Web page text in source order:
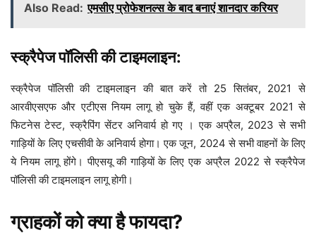
Also Read: एमसीए प्रोफेशनल्स के बाद बनाएं शानदार करियर
स्क्रैपेज पॉलिसी की टाइमलाइन:
स्क्रैपेज पॉलिसी की टाइमलाइन की बात करें तो 25 सितंबर, 2021 से
आरवीएसएफ और एटीएस नियम लागू हो चुके हैं, वहीं एक अक्टूबर 2021 से
फिटनेस टेस्ट, स्क्रैपिंग सेंटर अनिवार्य हो गए । एक अप्रैल, 2023 से सभी
गाड़ियों के लिए एचसीवी के अनिवार्य होगा। एक जून, 2024 से सभी वाहनों के लिए
ये नियम लागू होंगे। पीएसयू की गाड़ियों के लिए एक अप्रैल 2022 से स्क्रैपेज
पॉलिसी की टाइमलाइन लागू होगी।
ग्राहकों को क्या है फायदा?